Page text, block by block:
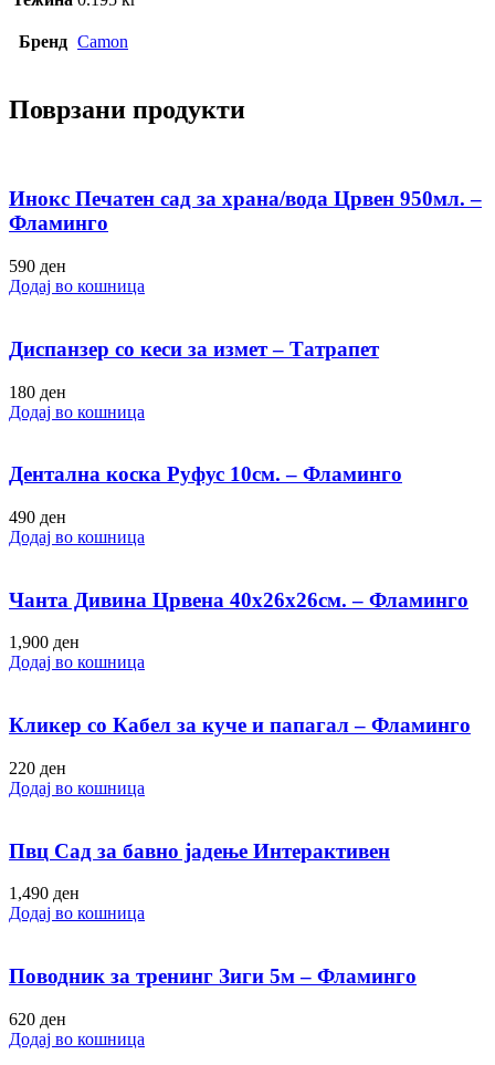
Бренд Camon
Поврзани продукти
Инокс Печатен сад за храна/вода Црвен 950мл. –
Фламинго
590 ден
Додај во кошница
Диспанзер со кеси за измет – Татрапет
180 ден
Додај во кошница
Дентална коска Руфус 10см. – Фламинго
490 ден
Додај во кошница
Чанта Дивина Црвена 40х26х26см. – Фламинго
1,900 ден
Додај во кошница
Кликер со Кабел за куче и папагал – Фламинго
220 ден
Додај во кошница
Пвц Сад за бавно јадење Интерактивен
1,490 ден
Додај во кошница
Поводник за тренинг Зиги 5м – Фламинго
620 ден
Додај во кошница